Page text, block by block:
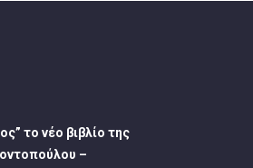
το νέο βιβλίο της
–